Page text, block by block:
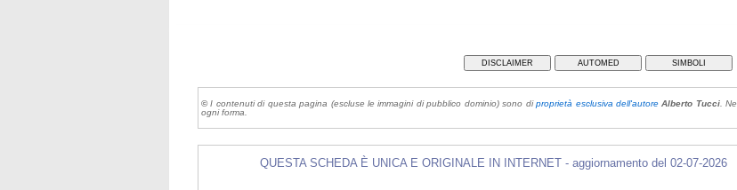
DISCLAIMER AUTOMED SIMBOLI
© I contenuti di questa pagina (escluse le immagini di pubblico dominio) sono diproprietà esclusiva dell'autore Alberto Tucci.
ogni forma.
QUESTA SCHEDA È UNICA E ORIGINALE IN INTERNET - aggiornamento del 02-07-2026